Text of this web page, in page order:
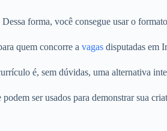
forma, você consegue usar o
quem concorre a vagas disputadas em
é, sem dúvidas, uma alternativa
ser usados para demonstrar sua